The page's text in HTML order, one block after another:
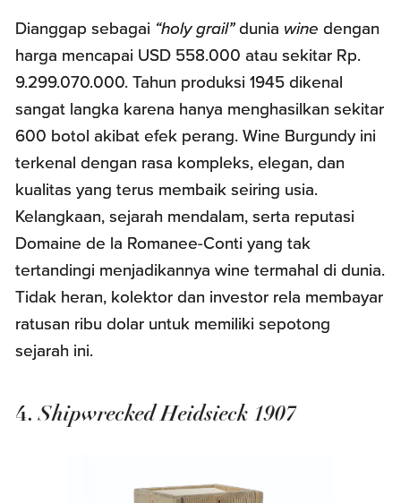
Dianggap sebagai “holy grail”dunia wine dengan
harga mencapai USD 558.000 atau sekitar Rp.
9.299.070.000. Tahun produksi 1945 dikenal
sangat langka karena hanya menghasilkan sekitar
600 botol akibat efek perang. Wine Burgundy ini
terkenal dengan rasa kompleks, elegan, dan
kualitas yang terus membaik seiring usia.
Kelangkaan, sejarah mendalam, serta reputasi
Domaine de la Romanee-Conti yang tak
tertandingi menjadikannya wine termahal di dunia.
Tidak heran, kolektor dan investor rela membayar
ratusan ribu dolar untuk memiliki sepotong
sejarah ini.
4.Shipwrecked Heidsieck 1907